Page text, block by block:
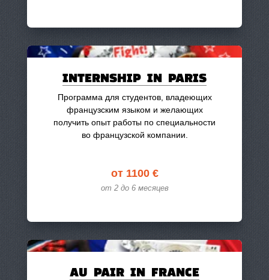
INTERNSHIP IN PARIS
Программа для студентов, владеющих
французским языком и желающих
получить опыт работы по специальности
во французской компании.
от 1100 €
от 2 до 6 месяцев
AU PAIR IN FRANCE